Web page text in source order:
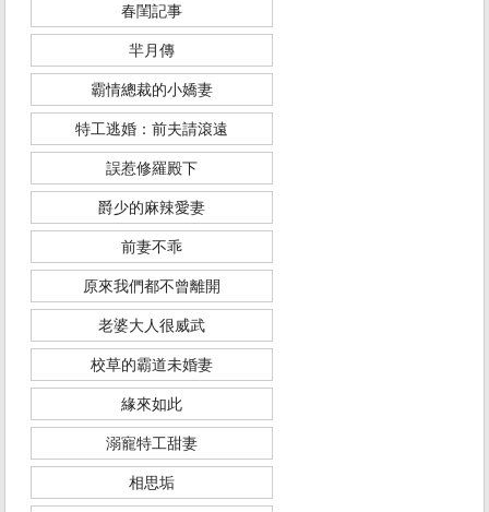
春閨記事
羋月傳
霸情總裁的小嬌妻
特工逃婚：前夫請滾遠
誤惹修羅殿下
爵少的麻辣愛妻
前妻不乖
原來我們都不曾離開
老婆大人很威武
校草的霸道未婚妻
緣來如此
溺寵特工甜妻
相思垢